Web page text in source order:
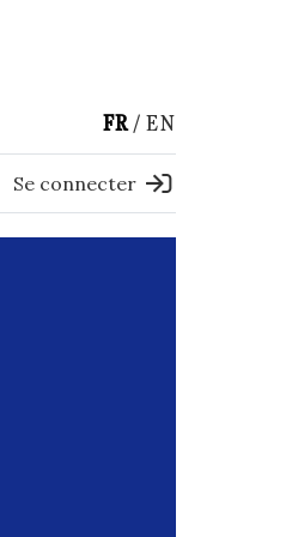
FR EN
Se connecter